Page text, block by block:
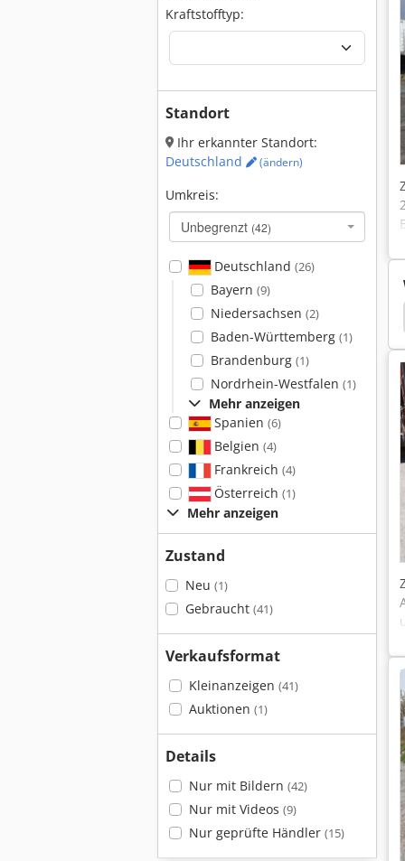
Kraftstofftyp:
Standort
Ihr erkannter Standort:
Deutschland
(ändern)
Umkreis:
Unbegrenzt (42)
Deutschland (26)
Bayern (9)
Niedersachsen (2)
Baden-Württemberg (1)
Brandenburg (1)
Nordrhein-Westfalen (1)
Mehr anzeigen
Spanien (6)
Belgien (4)
Frankreich (4)
Österreich (1)
Mehr anzeigen
Zustand
Neu (1)
Gebraucht (41)
Verkaufsformat
Kleinanzeigen (41)
Auktionen (1)
Details
Nur mit Bildern (42)
Nur mit Videos (9)
Nur geprüfte Händler (15)
Hamm 3518 Hamm 3414